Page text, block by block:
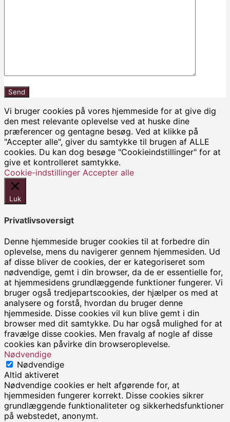
Vi bruger cookies på vores hjemmeside for at give dig
den mest relevante oplevelse ved at huske dine
præferencer og gentagne besøg. Ved at klikke på
"Accepter alle", giver du samtykke til brugen af ALLE
cookies. Du kan dog besøge "Cookieindstillinger" for at
give et kontrolleret samtykke.
Cookie-indstillinger Accepter alle
Luk
Privatlivsoversigt
Denne hjemmeside bruger cookies til at forbedre din
oplevelse, mens du navigerer gennem hjemmesiden. Ud
af disse bliver de cookies, der er kategoriseret som
nødvendige, gemt i din browser, da de er essentielle for,
at hjemmesidens grundlæggende funktioner fungerer. Vi
bruger også tredjepartscookies, der hjælper os med at
analysere og forstå, hvordan du bruger denne
hjemmeside. Disse cookies vil kun blive gemt i din
browser med dit samtykke. Du har også mulighed for at
fravælge disse cookies. Men fravalg af nogle af disse
cookies kan påvirke din browseroplevelse.
Nødvendige
Nødvendige
Altid aktiveret
Nødvendige cookies er helt afgørende for, at
hjemmesiden fungerer korrekt. Disse cookies sikrer
grundlæggende funktionaliteter og sikkerhedsfunktioner
på webstedet, anonymt.